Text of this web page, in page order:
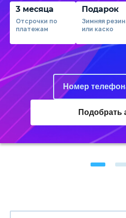
3 месяца
Отсрочки по
платежам
Подарок
Зимняя
или каско
Подобрать